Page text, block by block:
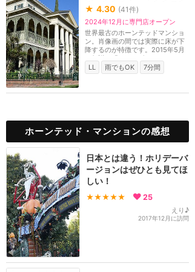
★ 4.30 (41件)
2024年12月に専門店オープン
世界最古のホーンテッドマンショ
ン。肖像画の間では実際に床が下
降するのが特徴です。2015年5月
に伝説の「ハットボ...
LL
雨でもOK 7分間
ホーンテッド・マンションの感想
日本とは違う！ホリデーバ
ージョンはぜひとも見てほ
しい！
★★★★★ 25
えり♪
2017年12月に訪問